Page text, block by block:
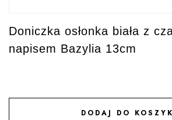
Doniczka osłonka biała z
napisem Bazylia 13cm
DODAJ DO
DODAJ DO